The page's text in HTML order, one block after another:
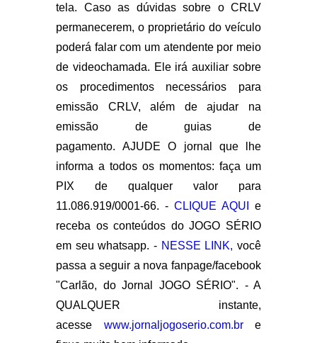
tela. Caso as dúvidas sobre o CRLV
permanecerem, o proprietário do veículo
poderá falar com um atendente por meio
de videochamada. Ele irá auxiliar sobre
os procedimentos necessários para
emissão CRLV, além de ajudar na
emissão de guias de
pagamento. AJUDE O jornal que lhe
informa a todos os momentos: faça um
PIX de qualquer valor para
11.086.919/0001-66. - CLIQUE AQUI
e
receba os conteúdos do JOGO SÉRIO
em seu whatsapp. - NESSE LINK, você
passa a seguir a nova fanpage/facebook
"Carlão, do Jornal JOGO SÉRIO". - A
QUALQUER instante,
acesse www.jornaljogoserio.com.bre